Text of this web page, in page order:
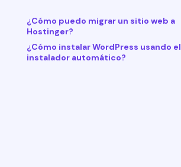
¿Cómo puedo migrar un sitio web a
Hostinger?
¿Cómo instalar WordPress usando el
instalador automático?